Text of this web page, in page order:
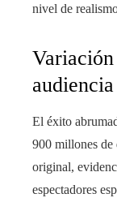
nivel de
audiencia
El éxito
900 millones de
original,
espectadores